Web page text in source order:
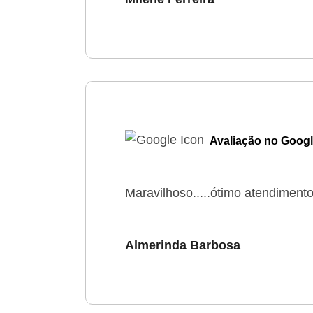
Avaliação no
Maravilhoso.....ótimo atendimento
Almerinda Barbosa